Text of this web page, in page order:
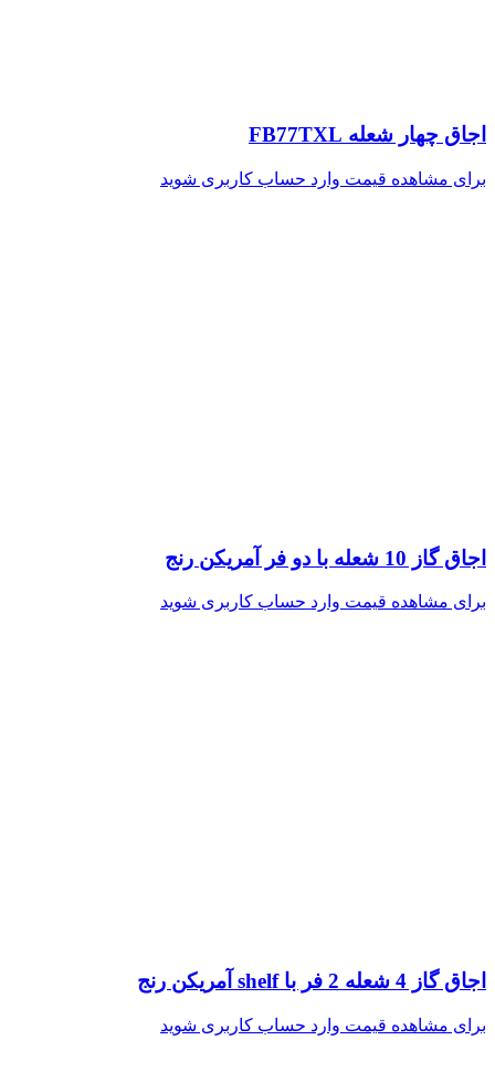
اجاق چهار شعله FB77TXL
برای مشاهده قیمت وارد حساب کاربری شوید
اجاق گاز 10 شعله با دو فر آمریکن رنج
برای مشاهده قیمت وارد حساب کاربری شوید
اجاق گاز 4 شعله 2 فر با shelf آمریکن رنج
برای مشاهده قیمت وارد حساب کاربری شوید